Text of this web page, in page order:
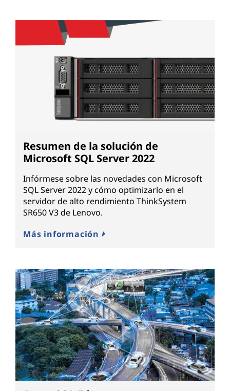
Resumen de la solución de
Microsoft SQL Server 2022
Infórmese sobre las novedades con Microsoft
SQL Server 2022 y cómo optimizarlo en el
servidor de alto rendimiento ThinkSystem
SR650 V3 de Lenovo.
Más información